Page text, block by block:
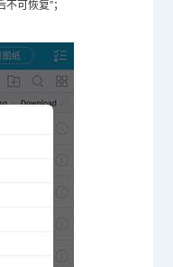
可恢复”；